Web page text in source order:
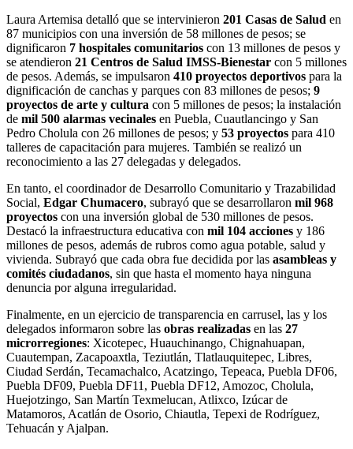
Laura Artemisa detalló que se intervinieron 201 Casas de Salud en
87 municipios con una inversión de 58 millones de pesos; se
dignificaron 7 hospitales comunitarios con 13 millones de pesos y
se atendieron 21 Centros de Salud IMSS-Bienestar con 5 millones
de pesos. Además, se impulsaron 410 proyectos deportivos para la
dignificación de canchas y parques con 83 millones de pesos; 9
proyectos de arte y cultura con 5 millones de pesos; la instalación
de mil 500 alarmas vecinales en Puebla, Cuautlancingo y San
Pedro Cholula con 26 millones de pesos; y 53 proyectos para 410
talleres de capacitación para mujeres. También se realizó un
reconocimiento a las 27 delegadas y delegados.
En tanto, el coordinador de Desarrollo Comunitario y Trazabilidad
Social, Edgar Chumacero, subrayó que se desarrollaron mil 968
proyectos con una inversión global de 530 millones de pesos.
Destacó la infraestructura educativa con mil 104 acciones y 186
millones de pesos, además de rubros como agua potable, salud y
vivienda. Subrayó que cada obra fue decidida por las asambleas y
comités ciudadanos, sin que hasta el momento haya ninguna
denuncia por alguna irregularidad.
Finalmente, en un ejercicio de transparencia en carrusel, las y los
delegados informaron sobre las obras realizadas en las 27
microrregiones: Xicotepec, Huauchinango, Chignahuapan,
Cuautempan, Zacapoaxtla, Teziutlán, Tlatlauquitepec, Libres,
Ciudad Serdán, Tecamachalco, Acatzingo, Tepeaca, Puebla DF06,
Puebla DF09, Puebla DF11, Puebla DF12, Amozoc, Cholula,
Huejotzingo, San Martín Texmelucan, Atlixco, Izúcar de
Matamoros, Acatlán de Osorio, Chiautla, Tepexi de Rodríguez,
Tehuacán y Ajalpan.